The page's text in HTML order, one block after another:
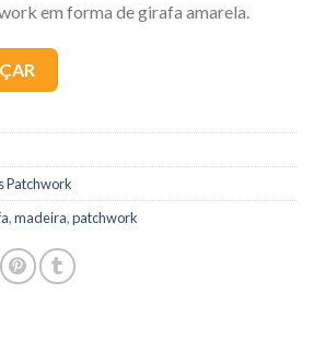
em forma de girafa amarela.
Patchwork
,madeira,patchwork